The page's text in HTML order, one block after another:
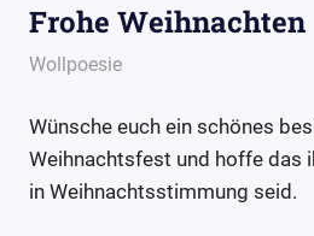
Frohe Weihnachten
24. Dezember 2015
Wollpoesie
Wollpoesie
Wünsche euch ein schönes
Weihnachtsfest und hoffe das
in Weihnachtsstimmung seid.